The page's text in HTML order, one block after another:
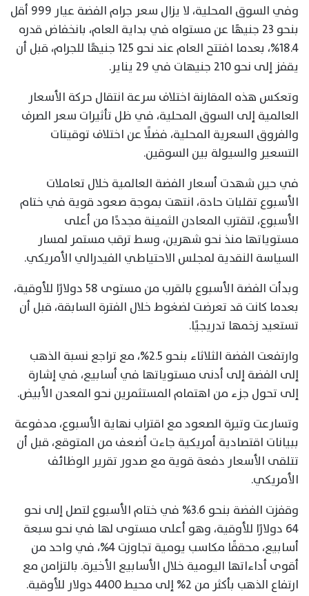
وفي السوق المحلية، لا يزال سعر جرام الفضة عيار 999 أقل
بنحو 23 جنيهًا عن مستواه في بداية العام، بانخفاض قدره
18.4%، بعدما افتتح العام عند نحو 125 جنيهًا للجرام، قبل أن
يقفز إلى نحو 210 جنيهات في 29 يناير.
وتعكس هذه المقارنة اختلاف سرعة انتقال حركة الأسعار
العالمية إلى السوق المحلية، في ظل تأثيرات سعر الصرف
والفروق السعرية المحلية، فضلًا عن اختلاف توقيتات
التسعير والسيولة بين السوقين.
في حين شهدت أسعار الفضة العالمية خلال تعاملات
الأسبوع تقلبات حادة، انتهت بموجة صعود قوية في ختام
الأسبوع، لتقترب المعادن الثمينة مجددًا من أعلى
مستوياتها منذ نحو شهرين، وسط ترقب مستمر لمسار
السياسة النقدية لمجلس الاحتياطي الفيدرالي الأمريكي.
وبدأت الفضة الأسبوع بالقرب من مستوى 58 دولارًا للأوقية،
بعدما كانت قد تعرضت لضغوط خلال الفترة السابقة، قبل أن
تستعيد زخمها تدريجيًا.
وارتفعت الفضة الثلاثاء بنحو 2.5%، مع تراجع نسبة الذهب
إلى الفضة إلى أدنى مستوياتها في أسابيع، في إشارة
إلى تحول جزء من اهتمام المستثمرين نحو المعدن الأبيض.
وتسارعت وتيرة الصعود مع اقتراب نهاية الأسبوع، مدفوعة
ببيانات اقتصادية أمريكية جاءت أضعف من المتوقع، قبل أن
تتلقى الأسعار دفعة قوية مع صدور تقرير الوظائف
الأمريكي.
وقفزت الفضة بنحو 3.6% في ختام الأسبوع لتصل إلى نحو
64 دولارًا للأوقية، وهو أعلى مستوى لها في نحو سبعة
أسابيع، محققًا مكاسب يومية تجاوزت 4%، في واحد من
أقوى أداءاتها اليومية خلال الأسابيع الأخيرة. بالتزامن مع
ارتفاع الذهب بأكثر من 2% إلى محيط 4400 دولار للأوقية.